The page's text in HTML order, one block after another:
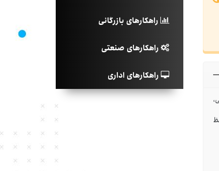
راهکارهای بازرگانی
راهکارهای صنعتی
راهکارهای اداری